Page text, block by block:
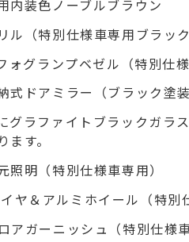
内装色ノーブルブラウン
ル（特別仕様車専用ブラック
ォグランプベゼル（特別仕
式ドアミラー（ブラック塗装
グラファイトブラックガラ
す。
照明（特別仕様車専用）
ヤ＆アルミホイール（特別
アガーニッシュ（特別仕様